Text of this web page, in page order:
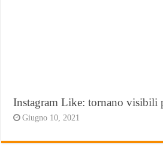
Instagram Like: tornano visibili
Giugno 10, 2021